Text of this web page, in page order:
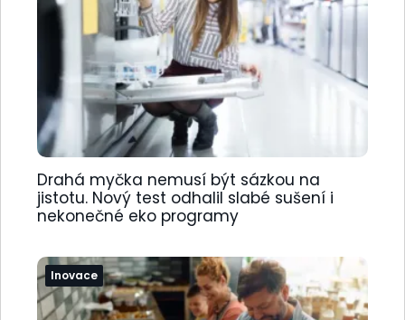
Drahá myčka nemusí být sázkou na
jistotu. Nový test odhalil slabé sušení i
nekonečné eko programy
Inovace